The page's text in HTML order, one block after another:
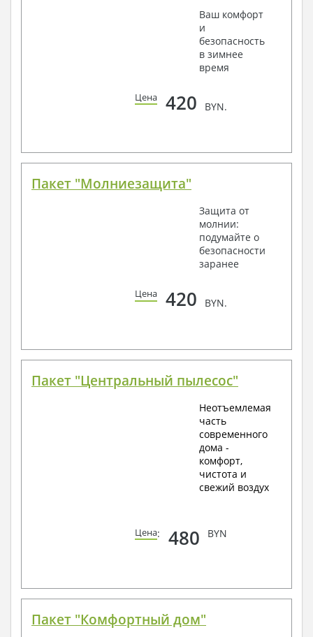
Ваш комфорт
и
безопасность
в зимнее
время
Цена 420 BYN.
Пакет "Молниезащита"
Защита от
молнии:
подумайте о
безопасности
заранее
Цена 420 BYN.
Пакет "Центральный пылесос"
Неотъемлемая
часть
современного
дома -
комфорт,
чистота и
свежий воздух
Цена: 480 BYN
Пакет "Комфортный дом"